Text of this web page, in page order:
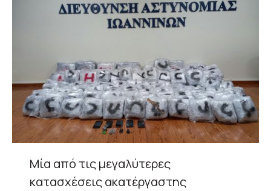
Μία από τις μεγαλύτερες
κατασχέσεις ακατέργαστης